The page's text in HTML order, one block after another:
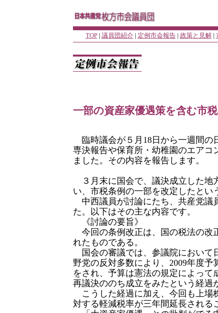
TOP| 議員団紹介| 定例市会報告| 政策と見解|
一部の資産家優遇策を含む市
臨時議会が５月18日から一週間の
専決報告や保育所・幼稚園のエアコ
ました。その内容を報告します。
３月末に国会で、議決成立した地
い、市税条例の一部を改定したとい
中西議員が討論にたち、共産党議
た。以下はその主な内容です。
《討論の要旨》
今回の条例改正は、国の税法の改
れたものである。
国会の審議では、参議院において
野党の反対多数により、2009年度予
をされ、予算は憲法の規定によって
再議決ののち成立をみたという経過
こうした経過に加え、今回も上場
対する軽減税率が三年間延長される